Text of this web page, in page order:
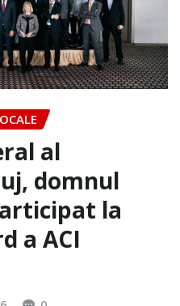
al
domnul
la
a ACI